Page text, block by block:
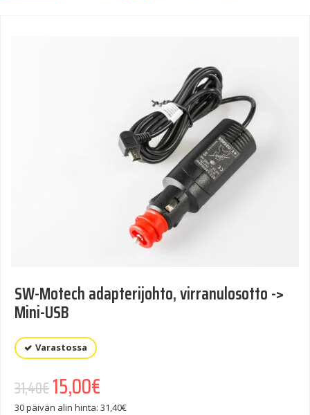
SW-Motech adapterijohto, virranulosotto ->
Mini-USB
Varastossa
31,40€Alkuperäinen hinta oli: 31,40€.
15,00€
30 päivän alin hinta: 31,40€